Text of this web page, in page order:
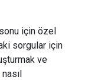
için özel
sorgular için
ve